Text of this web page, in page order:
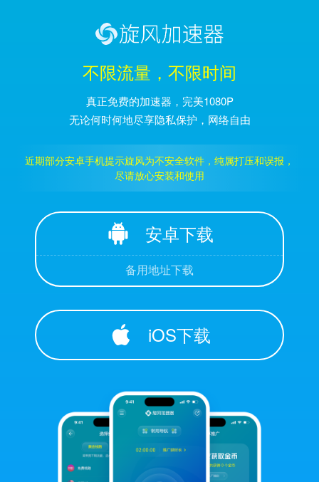
不限流量，不限时间
真正免费的加速器，完美1080P
无论何时何地尽享隐私保护，网络自由
近期部分安卓手机提示旋风为不安全软件，纯属打压和误报，
尽请放心安装和使用
安卓下载
备用地址下载
iOS下载